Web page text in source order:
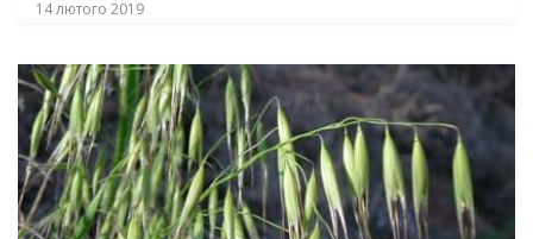
14 лютого 2019